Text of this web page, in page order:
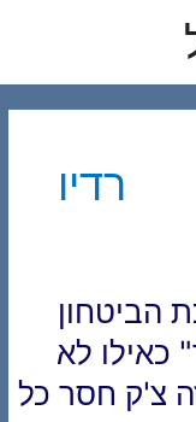
רדיו
הביטחון
לא
צ'ק חסר כל